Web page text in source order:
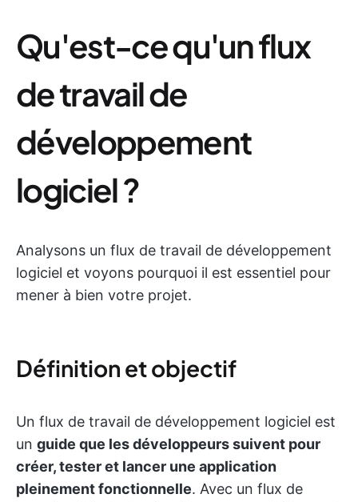
Qu'est-ce qu'un flux
de travail de
développement
logiciel ?
Analysons un flux de travail de développement
logiciel et voyons pourquoi il est essentiel pour
mener à bien votre projet.
Définition et objectif
Un flux de travail de développement logiciel est
un guide que les développeurs suivent pour
créer, tester et lancer une application
pleinement fonctionnelle. Avec un flux de